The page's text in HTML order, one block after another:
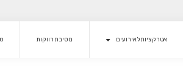
אטרקציות לאירועים מסיבת רווקות